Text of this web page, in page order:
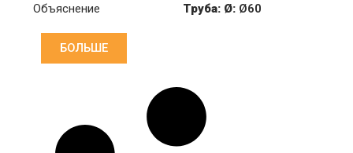
Объяснение Труба: Ø: Ø60
БОЛЬШЕ